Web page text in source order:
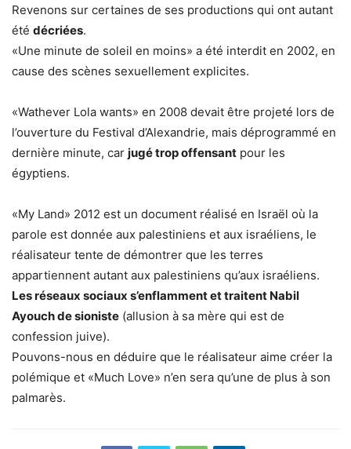
Revenons sur certaines de ses productions qui ont autant
été décriées.
«Une minute de soleil en moins» a été interdit en 2002, en
cause des scènes sexuellement explicites.
«Wathever Lola wants» en 2008 devait être projeté lors de
l’ouverture du Festival d’Alexandrie, mais déprogrammé en
dernière minute, car jugé trop offensant pour les
égyptiens.
«My Land» 2012 est un document réalisé en Israël où la
parole est donnée aux palestiniens et aux israéliens, le
réalisateur tente de démontrer que les terres
appartiennent autant aux palestiniens qu’aux israéliens.
Les réseaux sociaux s’enflamment et traitent Nabil
Ayouch de sioniste (allusion à sa mère qui est de
confession juive).
Pouvons-nous en déduire que le réalisateur aime créer la
polémique et «Much Love» n’en sera qu’une de plus à son
palmarès.